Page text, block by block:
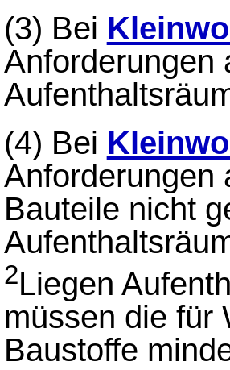
(3) Bei
Anforderungen
(4) Bei
Anforderungen
Bauteile nicht
2Liegen
müssen die für
Baustoffe